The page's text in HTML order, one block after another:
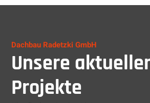
Dachbau Radetzki GmbH
Unsere
Projekte